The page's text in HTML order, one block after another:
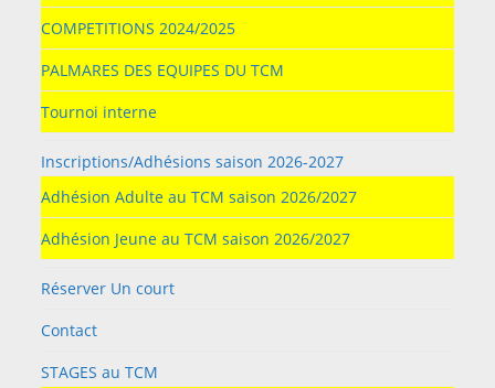
COMPETITIONS 2024/2025
PALMARES DES EQUIPES DU TCM
Tournoi interne
Inscriptions/Adhésions saison 2026-2027
Adhésion Adulte au TCM saison 2026/2027
Adhésion Jeune au TCM saison 2026/2027
Réserver Un court
Contact
STAGES au TCM